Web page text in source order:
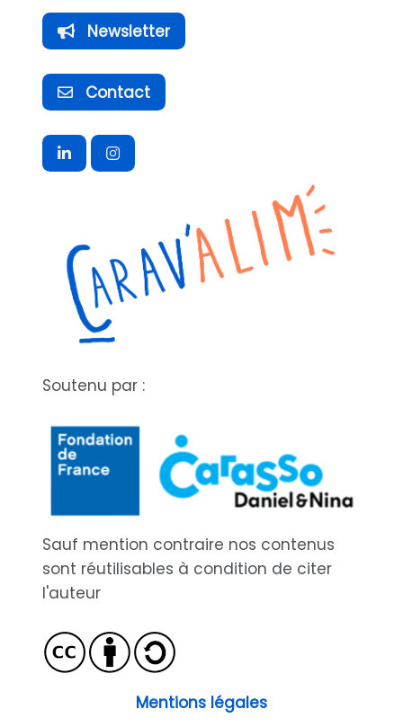
Newsletter
Contact
Soutenu par :
Sauf mention contraire nos contenus
sont réutilisables à condition de citer
l'auteur
Mentions légales